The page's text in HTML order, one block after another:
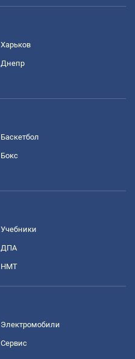
Харьков
Днепр
Баскетбол
Бокс
Учебники
ДПА
НМТ
Электромобили
Сервис